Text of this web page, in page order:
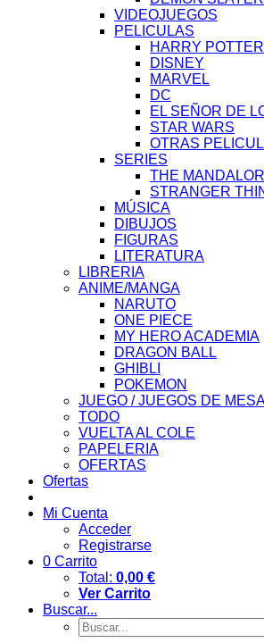
VIDEOJUEGOS
PELICULAS
HARRY POTTER
DISNEY
MARVEL
DC
EL SEÑOR DE
STAR WARS
OTRAS
SERIES
THE
STRANGER
MÚSICA
DIBUJOS
FIGURAS
LITERATURA
LIBRERIA
ANIME/MANGA
NARUTO
ONE PIECE
MY HERO ACADEMIA
DRAGON BALL
GHIBLI
POKEMON
JUEGO / JUEGOS DE
TODO
VUELTA AL COLE
PAPELERIA
OFERTAS
Ofertas
Mi Cuenta
Acceder
Registrarse
0 Carrito
Total: 0,00 €
Ver Carrito
Buscar...